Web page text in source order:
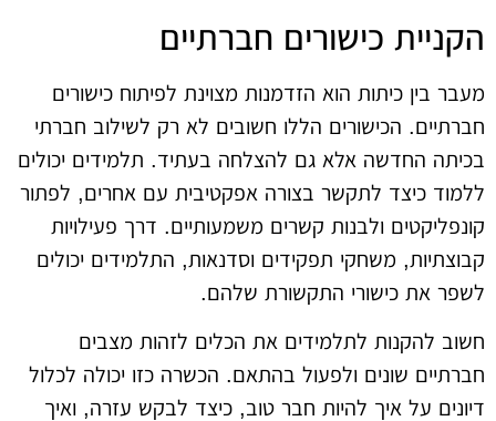
הקניית כישורים חברתיים
מעבר בין כיתות הוא הזדמנות מצוינת לפיתוח כישורים
חברתיים. הכישורים הללו חשובים לא רק לשילוב חברתי
בכיתה החדשה אלא גם להצלחה בעתיד. תלמידים יכולים
ללמוד כיצד לתקשר בצורה אפקטיבית עם אחרים, לפתור
קונפליקטים ולבנות קשרים משמעותיים. דרך פעילויות
קבוצתיות, משחקי תפקידים וסדנאות, התלמידים יכולים
לשפר את כישורי התקשורת שלהם.
חשוב להקנות לתלמידים את הכלים לזהות מצבים
חברתיים שונים ולפעול בהתאם. הכשרה כזו יכולה לכלול
דיונים על איך להיות חבר טוב, כיצד לבקש עזרה, ואיך